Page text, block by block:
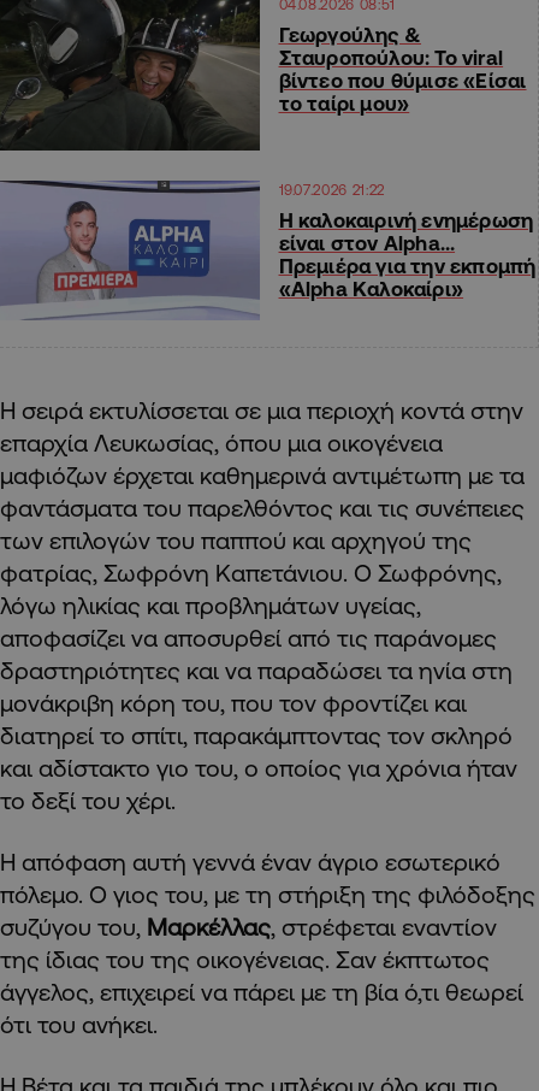
04.08.2026 08:51
Γεωργούλης &
Σταυροπούλου: Το viral
βίντεο που θύμισε «Είσαι
το ταίρι μου»
19.07.2026 21:22
Η καλοκαιρινή ενημέρωση
είναι στον Alpha…
Πρεμιέρα για την εκπομπή
«Alpha Καλοκαίρι»
Η σειρά εκτυλίσσεται σε μια περιοχή κοντά στην
επαρχία Λευκωσίας, όπου μια οικογένεια
μαφιόζων έρχεται καθημερινά αντιμέτωπη με τα
φαντάσματα του παρελθόντος και τις συνέπειες
των επιλογών του παππού και αρχηγού της
φατρίας, Σωφρόνη Καπετάνιου. Ο Σωφρόνης,
λόγω ηλικίας και προβλημάτων υγείας,
αποφασίζει να αποσυρθεί από τις παράνομες
δραστηριότητες και να παραδώσει τα ηνία στη
μονάκριβη κόρη του, που τον φροντίζει και
διατηρεί το σπίτι, παρακάμπτοντας τον σκληρό
και αδίστακτο γιο του, ο οποίος για χρόνια ήταν
το δεξί του χέρι.
Η απόφαση αυτή γεννά έναν άγριο εσωτερικό
πόλεμο. Ο γιος του, με τη στήριξη της φιλόδοξης
συζύγου του, Μαρκέλλας, στρέφεται εναντίον
της ίδιας του της οικογένειας. Σαν έκπτωτος
άγγελος, επιχειρεί να πάρει με τη βία ό,τι θεωρεί
ότι του ανήκει.
Η Βέτα και τα παιδιά της μπλέκουν όλο και πιο